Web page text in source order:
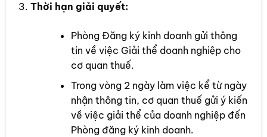
Thời hạn giải quyết:
Phòng Đăng ký kinh doanh gửi thông
tin về việc Giải thể doanh nghiệp cho
cơ quan thuế.
Trong vòng 2 ngày làm việc kể từ ngày
nhận thông tin, cơ quan thuế gửi ý kiến
về việc giải thể của doanh nghiệp đến
Phòng đăng ký kinh doanh.